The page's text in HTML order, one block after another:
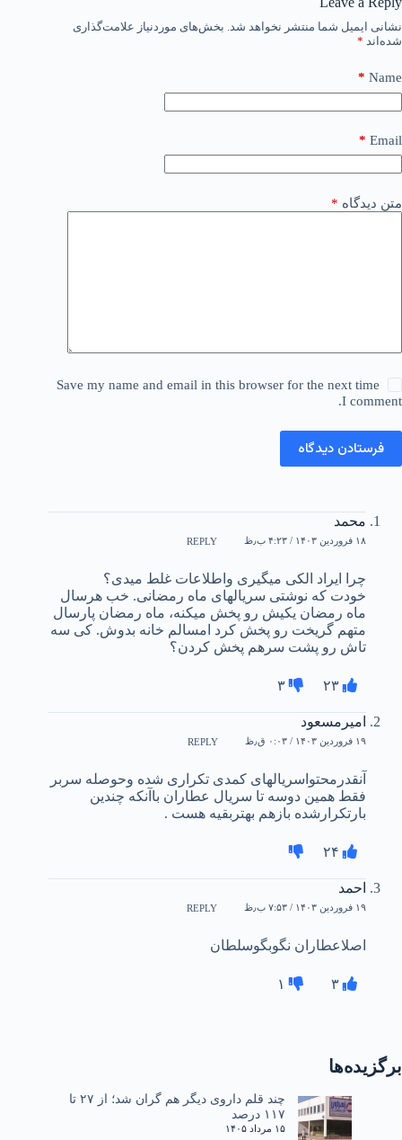
نشانی ایمیل شما منتشر نخواهد شد. بخش‌های موردنیاز علامت‌گذاری
شده‌اند *
Name
*
Email
*
متن دیدگاه *
Save my name and email in this browser for the next time
I comment.
فرستادن دیدگاه
محمد
۱۸ فروردین ۱۴۰۳ / ۴:۲۳ ب٫ظ REPLY
چرا ایراد الکی میگیری واطلاعات غلط میدی؟
خودت که نوشتی سریالهای ماه رمضانی. خب هرسال
ماه رمضان یکیش رو پخش میکنه، ماه رمضان پارسال
متهم گریخت رو پخش کرد امسالم خانه بدوش. کی سه
تاش رو پشت سرهم پخش کردن؟
۲۳ ۳
امیرمسعود
۱۹ فروردین ۱۴۰۳ / ۰:۰۳ ق٫ظ REPLY
آنقدرمحتواسریالهای کمدی تکراری شده وحوصله سربر
فقط همین دوسه تا سریال عطاران باآنکه چندین
بارتکرارشده بازهم بهتربقیه هست .
۲۴
احمد
۱۹ فروردین ۱۴۰۳ / ۷:۵۳ ب٫ظ REPLY
اصلاعطاران نگوبگوسلطان
۳ ۱
برگزیده‌ها
چند قلم داروی دیگر هم گران شد؛ از ۲۷ تا
۱۱۷ درصد
۱۵ مرداد ۱۴۰۵